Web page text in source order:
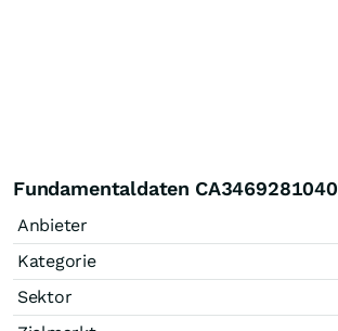
Fundamentaldaten CA3469281040
Anbieter
Kategorie
Sektor